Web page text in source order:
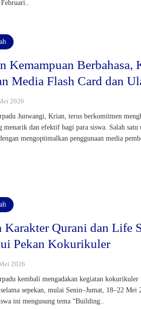
Kemampuan Berbahasa,
Media Flash Card dan
2026
Junwangi, Krian, terus berkomitmen
menarik dan efektif bagi para siswa. Salah satu
mengoptimalkan penggunaan media
Karakter Qurani dan Life
Pekan Kokurikuler
2026
kembali mengadakan kegiatan
sepekan, mulai Senin–Jumat, 18–22 Mei
ini mengusung tema “Building..